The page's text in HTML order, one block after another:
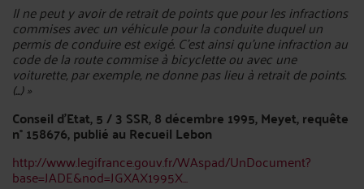
Il ne peut y avoir de retrait de points que pour les infractions
commises avec un véhicule pour la conduite duquel un
permis de conduire est exigé. C'est ainsi qu'une infraction au
code de la route commise à bicyclette ou avec une
voiturette, par exemple, ne donne pas lieu à retrait de points.
(...) »
Conseil d'Etat, 5 / 3 SSR, 8 décembre 1995, Meyet, requête
n° 158676, publié au Recueil Lebon
http://www.legifrance.gouv.fr/WAspad/UnDocument?
base=JADE&nod=JGXAX1995X...